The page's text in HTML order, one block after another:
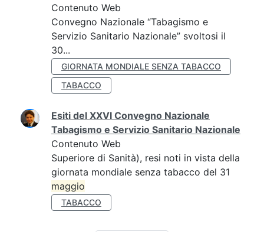
Contenuto Web
Convegno Nazionale “Tabagismo e
Servizio Sanitario Nazionale” svoltosi il
30...
GIORNATA MONDIALE SENZA TABACCO
TABACCO
Esiti del XXVI Convegno Nazionale
Tabagismo e Servizio Sanitario Nazionale
Contenuto Web
Superiore di Sanità), resi noti in vista della
giornata mondiale senza tabacco del 31
maggio
TABACCO